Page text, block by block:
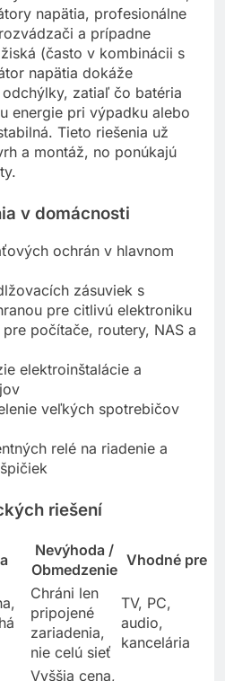
sú celodomové riešenia,
napätia, profesionálne
a prípadne
(často v kombinácii s
napätia dokáže
zatiaľ čo batéria
energie pri výpadku alebo
Tieto riešenia už
a montáž, no ponúkajú
v domácnosti
ochrán v hlavnom
zásuviek s
pre citlivú elektroniku
počítače, routery, NAS a
elektroinštalácie a
veľkých spotrebičov
relé na riadenie a
riešení
Nevýhoda /
Obmedzenie
Chráni len
pripojené
zariadenia,
nie celú sieť
TV, PC,
audio,